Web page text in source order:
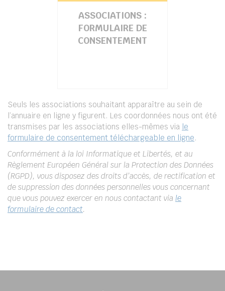
ASSOCIATIONS :
FORMULAIRE DE
CONSENTEMENT
Seuls les associations souhaitant apparaître au sein de
l’annuaire en ligne y figurent. Les coordonnées nous ont été
transmises par les associations elles-mêmes via le
formulaire de consentement téléchargeable en ligne.
Conformément à la loi Informatique et Libertés, et au
Règlement Européen Général sur la Protection des Données
(RGPD), vous disposez des droits d’accès, de rectification et
de suppression des données personnelles vous concernant
que vous pouvez exercer en nous contactant via le
formulaire de contact.